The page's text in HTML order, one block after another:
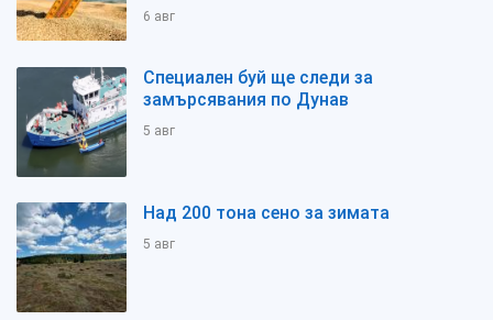
6 авг
Специален буй ще следи за
замърсявания по Дунав
5 авг
Над 200 тона сено за зимата
5 авг